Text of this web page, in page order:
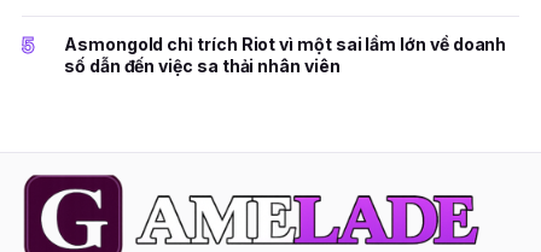
5
Asmongold chỉ trích Riot vì một sai lầm lớn về doanh
số dẫn đến việc sa thải nhân viên